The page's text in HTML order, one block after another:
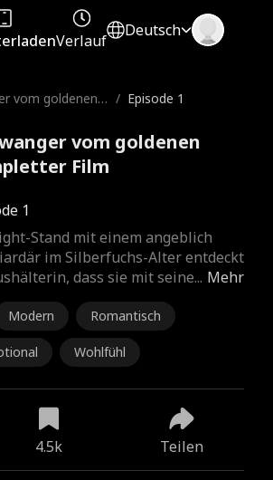
Verlauf
Deutsch
vom goldenen
/ Episode 1
vom goldenen
Film
1
Mehr
Stand mit einem angeblich
im Silberfuchs-Alter entdeckt
dass sie mit seine...
Modern Romantisch
Wohlfühl
4.5k Teilen